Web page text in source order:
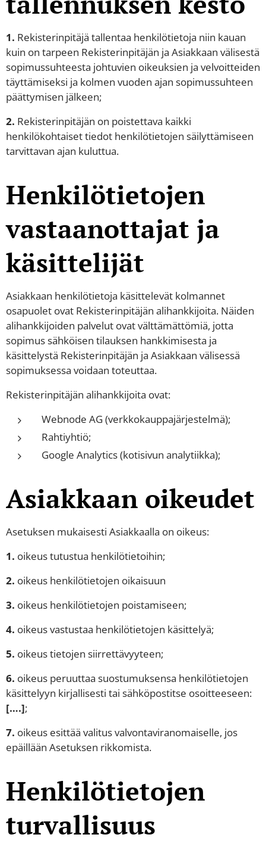
1. Rekisterinpitäjä tallentaa henkilötietoja niin kauan
kuin on tarpeen Rekisterinpitäjän ja Asiakkaan välisestä
sopimussuhteesta johtuvien oikeuksien ja velvoitteiden
täyttämiseksi ja kolmen vuoden ajan sopimussuhteen
päättymisen jälkeen;
2. Rekisterinpitäjän on poistettava kaikki
henkilökohtaiset tiedot henkilötietojen säilyttämiseen
tarvittavan ajan kuluttua.
Henkilötietojen
vastaanottajat ja
käsittelijät
Asiakkaan henkilötietoja käsittelevät kolmannet
osapuolet ovat Rekisterinpitäjän alihankkijoita. Näiden
alihankkijoiden palvelut ovat välttämättömiä, jotta
sopimus sähköisen tilauksen hankkimisesta ja
käsittelystä Rekisterinpitäjän ja Asiakkaan välisessä
sopimuksessa voidaan toteuttaa.
Rekisterinpitäjän alihankkijoita ovat:
Webnode AG (verkkokauppajärjestelmä);
Rahtiyhtiö;
Google Analytics (kotisivun analytiikka);
Asiakkaan oikeudet
Asetuksen mukaisesti Asiakkaalla on oikeus:
1. oikeus tutustua henkilötietoihin;
2. oikeus henkilötietojen oikaisuun
3. oikeus henkilötietojen poistamiseen;
4. oikeus vastustaa henkilötietojen käsittelyä;
5. oikeus tietojen siirrettävyyteen;
6. oikeus peruuttaa suostumuksensa henkilötietojen
käsittelyyn kirjallisesti tai sähköpostitse osoitteeseen:
[….];
7. oikeus esittää valitus valvontaviranomaiselle, jos
epäillään Asetuksen rikkomista.
Henkilötietojen
turvallisuus